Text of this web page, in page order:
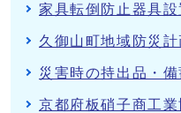
家具転倒防止器具
久御山町地域防災計
災害時の持出品・備
京都府板硝子商工